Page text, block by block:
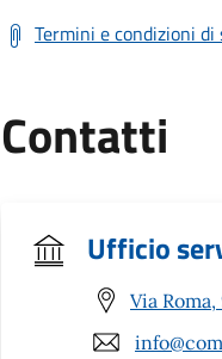
Termini e condizioni di
Contatti
Ufficio
Via